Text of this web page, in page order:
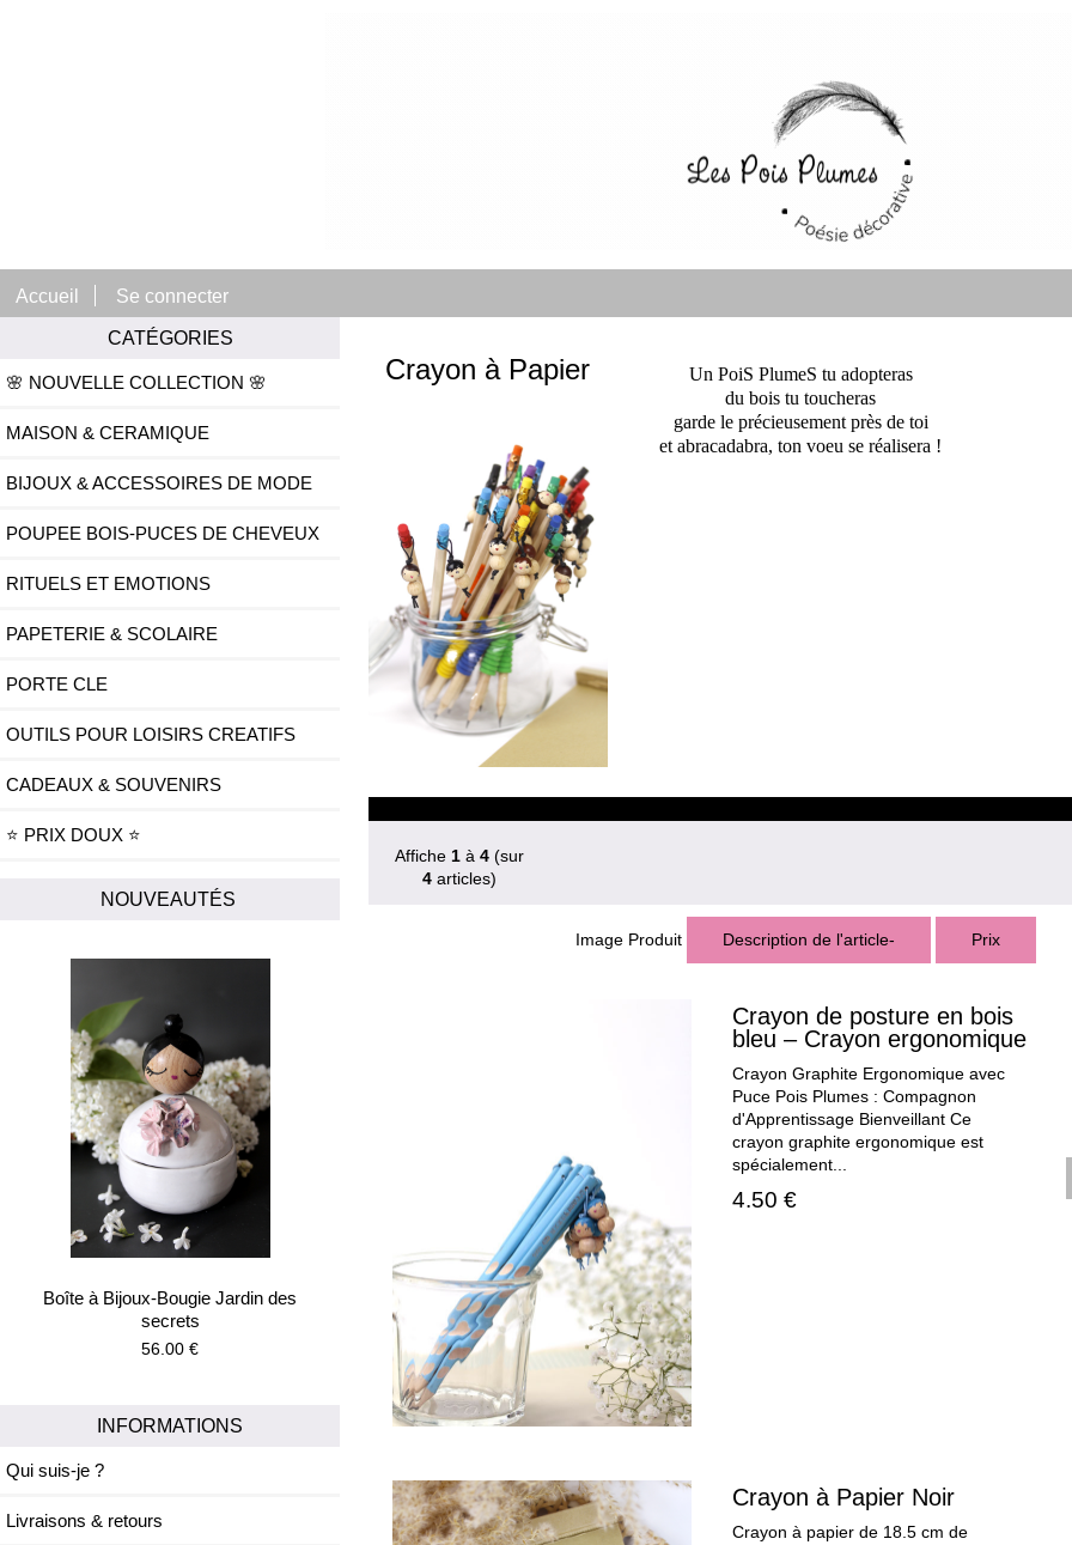
Accueil
Se connecter
CATÉGORIES
🌸 NOUVELLE COLLECTION 🌸
MAISON & CERAMIQUE
BIJOUX & ACCESSOIRES DE MODE
POUPEE BOIS-PUCES DE CHEVEUX
RITUELS ET EMOTIONS
PAPETERIE & SCOLAIRE
PORTE CLE
OUTILS POUR LOISIRS CREATIFS
CADEAUX & SOUVENIRS
⭐ PRIX DOUX ⭐
NOUVEAUTÉS
Boîte à Bijoux-Bougie Jardin des
secrets
56.00 €
INFORMATIONS
Qui suis-je ?
Livraisons & retours
Crayon à Papier
Un PoiS PlumeS tu adopteras
du bois tu toucheras
garde le précieusement près de toi
et abracadabra, ton voeu se réalisera !
Affiche 1à 4(sur
4articles)
Image Produit Description de l'article- Prix
Crayon de posture en bois
bleu – Crayon ergonomique
Crayon Graphite Ergonomique avec
Puce Pois Plumes : Compagnon
d'Apprentissage Bienveillant Ce
crayon graphite ergonomique est
spécialement...
4.50 €
Crayon à Papier Noir
Crayon à papier de 18.5 cm de